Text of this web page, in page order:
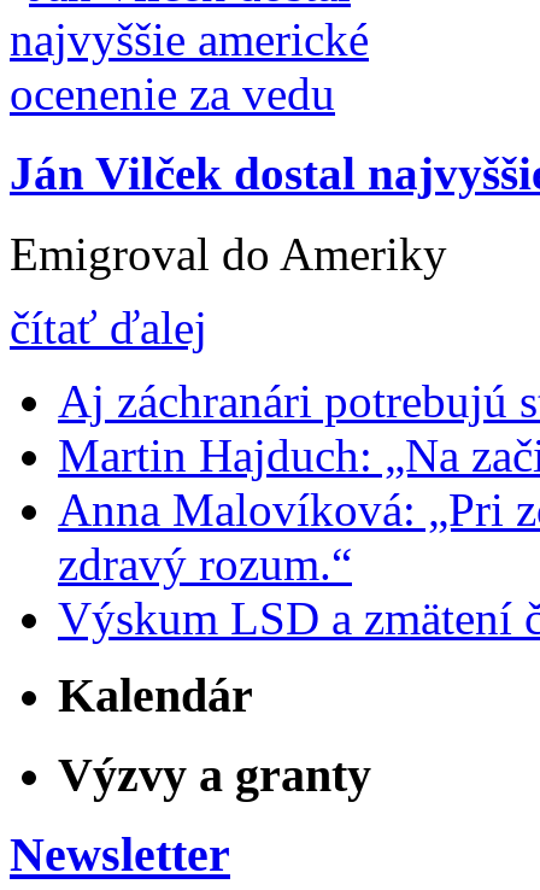
Ján Vilček dostal
Emigroval do Ameriky
čítať ďalej
Aj záchranári potrebujú
Martin Hajduch: „Na
Anna Malovíková: „Pri
zdravý rozum.“
Výskum LSD a zmätení
Kalendár
Výzvy a granty
Newsletter